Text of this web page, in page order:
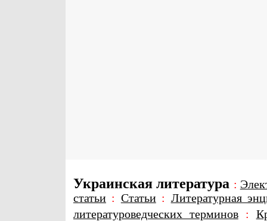
Украинская литература :
статьи : Статьи: Литературная
литературоведческих терминов: